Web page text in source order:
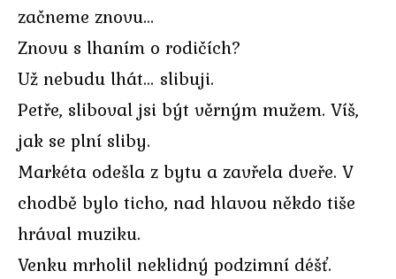
začneme znovu…
Znovu s lhaním o rodičích?
Už nebudu lhát… slibuji.
Petře, sliboval jsi být věrným mužem. Víš,
jak se plní sliby.
Markéta odešla z bytu a zavřela dveře. V
chodbě bylo ticho, nad hlavou někdo tiše
hrával muziku.
Venku mrholil neklidný podzimní déšť.